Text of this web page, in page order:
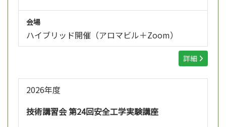
会場
ハイブリッド開催（アロマビル＋Zoom）
詳細
2026年度
技術講習会 第24回安全工学実験講座